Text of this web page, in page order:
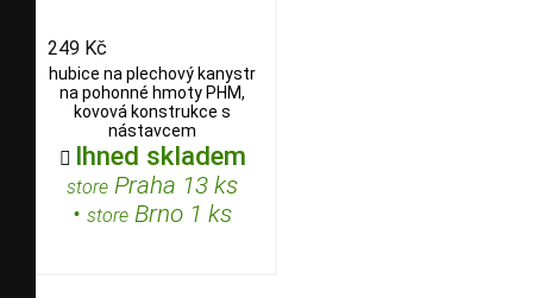
249 Kč
hubice na plechový kanystr
na pohonné hmoty PHM,
kovová konstrukce s
nástavcem
 Ihned skladem
store Praha 13 ks
• store Brno 1 ks